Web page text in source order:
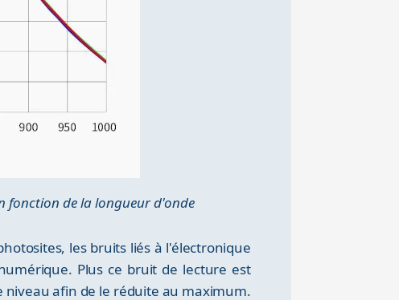
fonction de la longueur d'onde
les bruits liés à l'électronique
Plus ce bruit de lecture est
niveau afin de le réduite au maximum.